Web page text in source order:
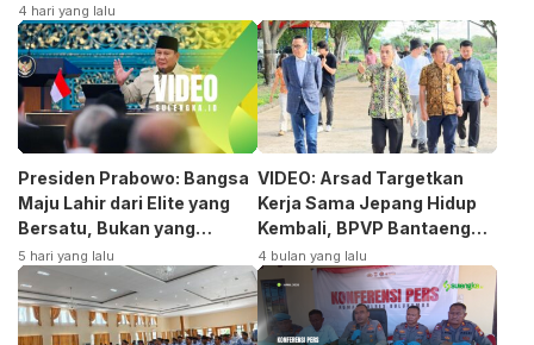
4 hari yang lalu
Presiden Prabowo: Bangsa
Maju Lahir dari Elite yang
Bersatu, Bukan yang
Terpecah
5 hari yang lalu
VIDEO: Arsad Targetkan
Kerja Sama Jepang Hidup
Kembali, BPVP Bantaeng
Siap Bangkitkan Jurusan
Otomotif
4 bulan yang lalu